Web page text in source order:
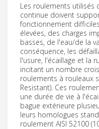
Les roulements utilisés
continue doivent
fonctionnement
élevées, des charges
basses, de l'eau/de la
conséquence, les
l'usure, l'écaillage et la
incitant un nombre
roulements à rouleaux
Resistant). Ces
une durée de vie à
bague extérieure
leurs homologues
roulement AISI 52100